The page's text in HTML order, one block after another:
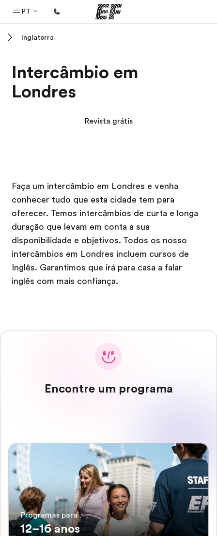
PT
Programas
Saiba tudo que oferecemos
Carreiras
Junte-se a nós
Inglaterra
Intercâmbio em
Londres
Revista grátis
Faça um intercâmbio em Londres e venha
conhecer tudo que esta cidade tem para
oferecer. Temos intercâmbios de curta e longa
duração que levam em conta a sua
disponibilidade e objetivos. Todos os nosso
intercâmbios em Londres incluem cursos de
Inglês. Garantimos que irá para casa a falar
inglês com mais confiança.
Encontre um programa
Programas para
12–16 anos